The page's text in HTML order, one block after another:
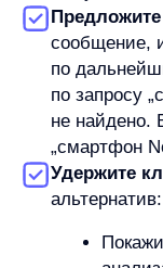
значительно
снижения
Современный
должен быть
простого
функции,
«кушетка»),